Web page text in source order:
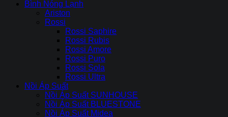
Bình Nóng Lạnh
Ariston
Rossi
Rossi Saphire
Rossi Rubis
Rossi Amore
Rossi Puro
Rossi Sola
Rossi Ultra
Nồi Áp Suất
Nồi Áp Suất SUNHOUSE
Nồi Áp Suất BLUESTONE
Nồi Áp Suất Midea